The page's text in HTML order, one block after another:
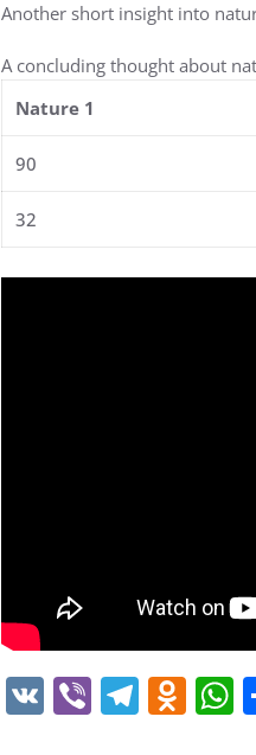
Another short insight into
A concluding thought about
Nature 1
90
32
VK Viber